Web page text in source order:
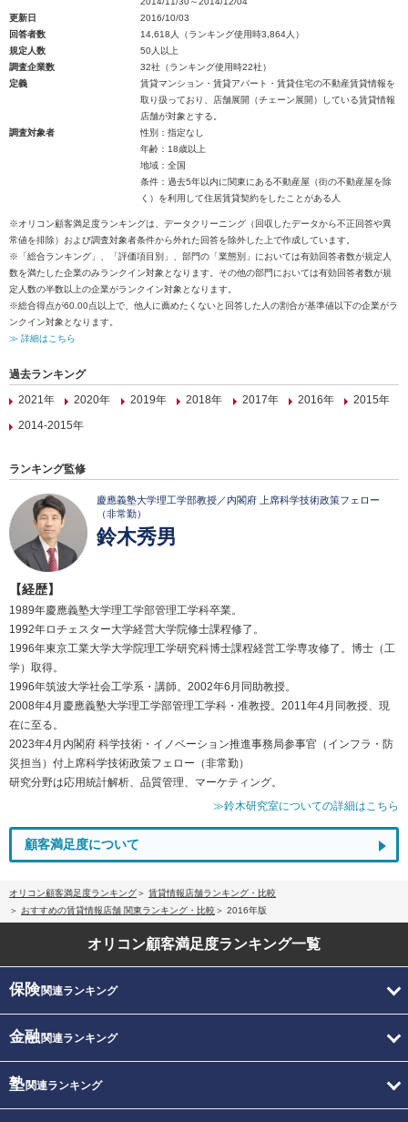
更新日
2016/10/03
回答者数
14,618人（ランキング使用時3,864人）
規定人数
50人以上
調査企業数
32社（ランキング使用時22社）
定義
賃貸マンション・賃貸アパート・賃貸住宅の不動産賃貸情報を
取り扱っており、店舗展開（チェーン展開）している賃貸情報
店舗が対象とする。
調査対象者
性別：指定なし
年齢：18歳以上
地域：全国
条件：過去5年以内に関東にある不動産屋（街の不動産屋を除
く）を利用して住居賃貸契約をしたことがある人
※オリコン顧客満足度ランキングは、データクリーニング（回収したデータから不正回答や異
常値を排除）および調査対象者条件から外れた回答を除外した上で作成しています。
※「総合ランキング」、「評価項目別」、部門の「業態別」においては有効回答者数が規定人
数を満たした企業のみランクイン対象となります。その他の部門においては有効回答者数が規
定人数の半数以上の企業がランクイン対象となります。
※総合得点が60.00点以上で、他人に薦めたくないと回答した人の割合が基準値以下の企業がラ
ンクイン対象となります。
≫ 詳細はこちら
過去ランキング
2021年
2020年 2019年 2018年 2017年 2016年
2015年
2014-2015年
ランキング監修
慶應義塾大学理工学部教授／内閣府 上席科学技術政策フェロー
（非常勤）
鈴木秀男
【経歴】
1989年慶應義塾大学理工学部管理工学科卒業。
1992年ロチェスター大学経営大学院修士課程修了。
1996年東京工業大学大学院理工学研究科博士課程経営工学専攻修了。博士（工
学）取得。
1996年筑波大学社会工学系・講師。2002年6月同助教授。
2008年4月慶應義塾大学理工学部管理工学科・准教授。2011年4月同教授、現
在に至る。
2023年4月内閣府 科学技術・イノベーション推進事務局参事官（インフラ・防
災担当）付上席科学技術政策フェロー（非常勤）
研究分野は応用統計解析、品質管理、マーケティング。
≫鈴木研究室についての詳細はこちら
顧客満足度について
オリコン顧客満足度ランキング
賃貸情報店舗ランキング・比較
おすすめの賃貸情報店舗 関東ランキング・比較
2016年版
オリコン顧客満足度ランキング一覧
保険関連ランキング
金融関連ランキング
塾関連ランキング